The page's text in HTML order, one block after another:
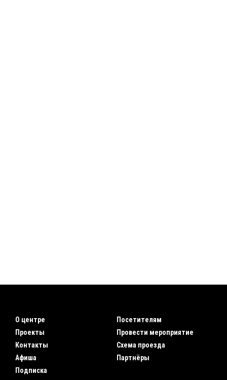
О центре
Проекты
Контакты
Афиша
Подписка
Посетителям
Провести мероприятие
Схема проезда
Партнёры